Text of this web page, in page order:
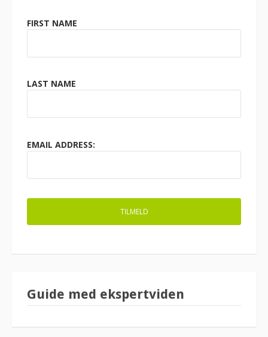
FIRST NAME
LAST NAME
EMAIL ADDRESS:
Guide med ekspertviden